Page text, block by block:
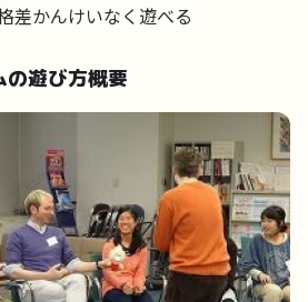
差かんけいなく遊べる
の遊び方概要